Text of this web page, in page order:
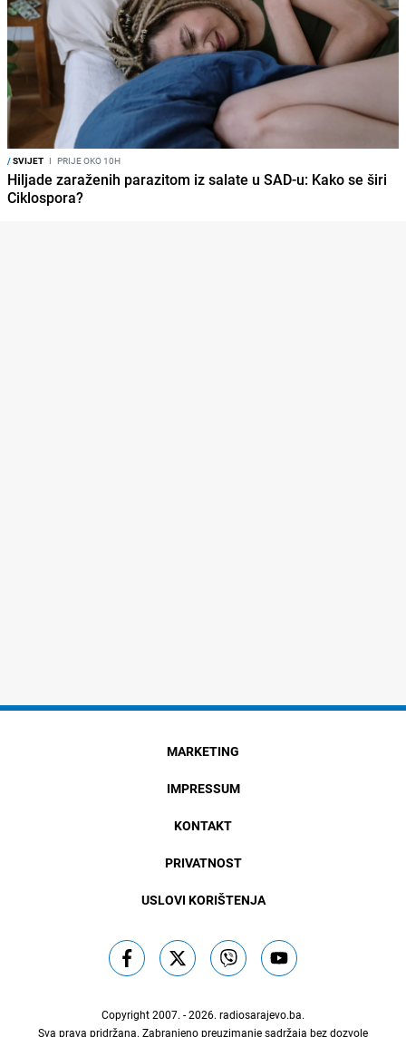
/SVIJET I PRIJE OKO 10H
Hiljade zaraženih parazitom iz salate u SAD-u: Kako se širi
Ciklospora?
MARKETING
IMPRESSUM
KONTAKT
PRIVATNOST
USLOVI KORIŠTENJA
Copyright 2007. - 2026. radiosarajevo.ba.
Sva prava pridržana. Zabranjeno preuzimanje sadržaja bez dozvole